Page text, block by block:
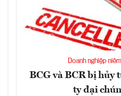
Doanh nghiệp
BCG và BCR bị hủy
ty đại